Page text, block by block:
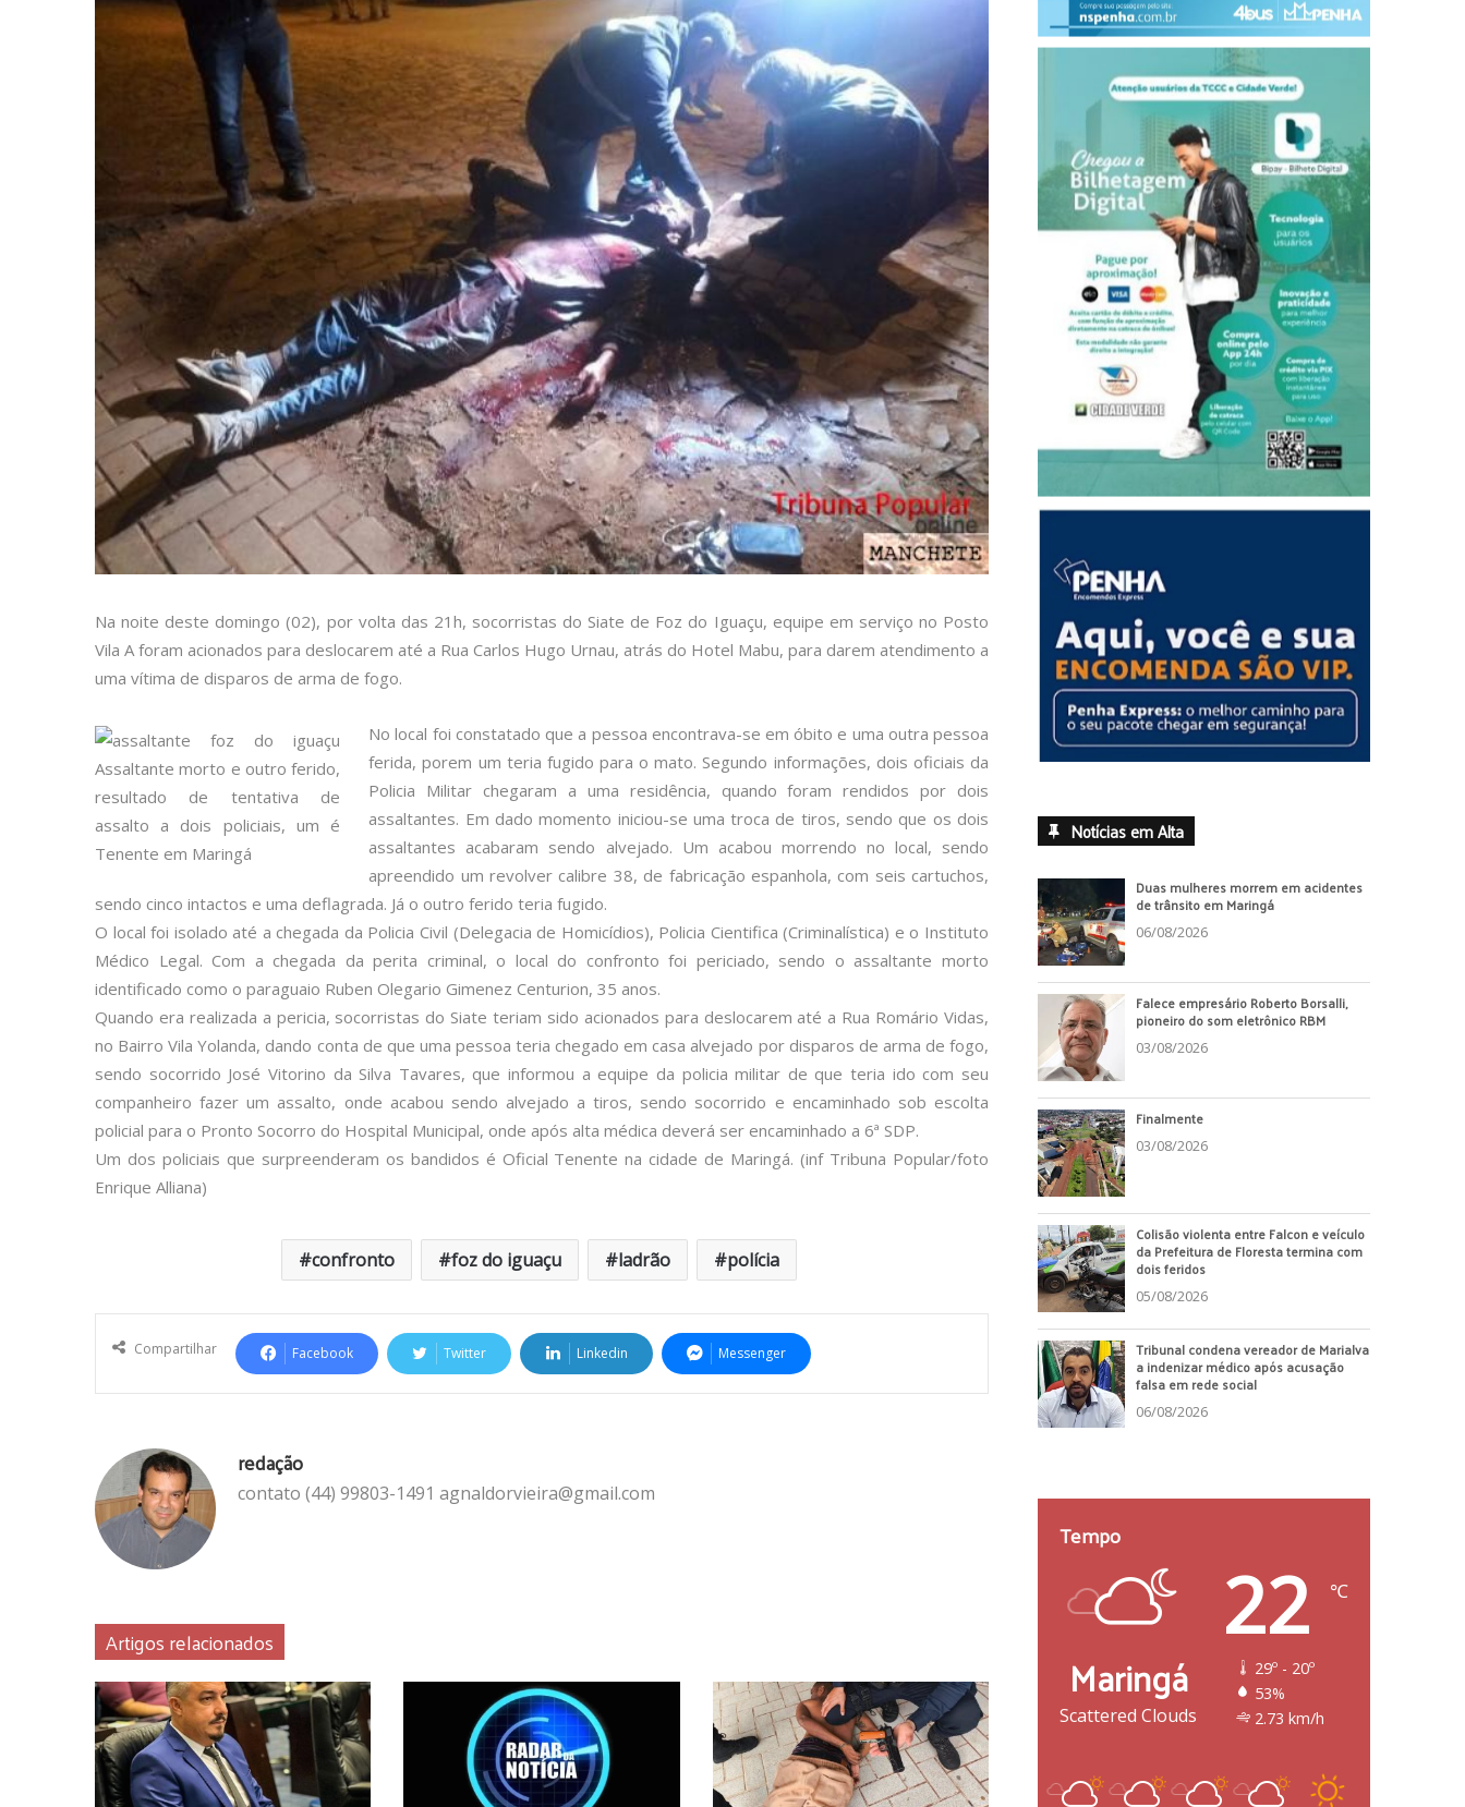
Na noite deste domingo (02), por volta das 21h, socorristas do Siate de Foz do Iguaçu, equipe em serviço no Posto
Vila A foram acionados para deslocarem até a Rua Carlos Hugo Urnau, atrás do Hotel Mabu, para darem atendimento a
uma vítima de disparos de arma de fogo.
No local foi constatado que a pessoa encontrava-se em óbito e uma outra pessoa
ferida, porem um teria fugido para o mato. Segundo informações, dois oficiais da
Policia Militar chegaram a uma residência, quando foram rendidos por dois
assaltantes. Em dado momento iniciou-se uma troca de tiros, sendo que os dois
assaltantes acabaram sendo alvejado. Um acabou morrendo no local, sendo
apreendido um revolver calibre 38, de fabricação espanhola, com seis cartuchos,
sendo cinco intactos e uma deflagrada. Já o outro ferido teria fugido.
O local foi isolado até a chegada da Policia Civil (Delegacia de Homicídios), Policia Cientifica (Criminalística) e o Instituto
Médico Legal. Com a chegada da perita criminal, o local do confronto foi periciado, sendo o assaltante morto
identificado como o paraguaio Ruben Olegario Gimenez Centurion, 35 anos.
Quando era realizada a pericia, socorristas do Siate teriam sido acionados para deslocarem até a Rua Romário Vidas,
no Bairro Vila Yolanda, dando conta de que uma pessoa teria chegado em casa alvejado por disparos de arma de fogo,
sendo socorrido José Vitorino da Silva Tavares, que informou a equipe da policia militar de que teria ido com seu
companheiro fazer um assalto, onde acabou sendo alvejado a tiros, sendo socorrido e encaminhado sob escolta
policial para o Pronto Socorro do Hospital Municipal, onde após alta médica deverá ser encaminhado a 6ª SDP.
Um dos policiais que surpreenderam os bandidos é Oficial Tenente na cidade de Maringá. (inf Tribuna Popular/foto
Enrique Alliana)
confronto foz do iguaçu ladrão polícia
Compartilhar Facebook Twitter Linkedin Messenger
redação
contato (44) 99803-1491 agnaldorvieira@gmail.com
Artigos relacionados
Notícias em Alta
Duas mulheres morrem em acidentes
de trânsito em Maringá
06/08/2026
Falece empresário Roberto Borsalli,
pioneiro do som eletrônico RBM
03/08/2026
Finalmente
03/08/2026
Colisão violenta entre Falcon e veículo
da Prefeitura de Floresta termina com
dois feridos
05/08/2026
Tribunal condena vereador de Marialva
a indenizar médico após acusação
falsa em rede social
06/08/2026
Tempo
Maringá
Scattered Clouds
22 ℃
29º - 20º
53%
2.73 km/h